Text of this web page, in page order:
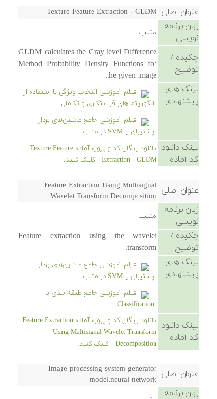
عنوان اصلی Texture Feature Extraction - GLDM
زبان برنامه
نویسی
متلب
چکیده /
توضیح
GLDM calculates the Gray level Difference
Method Probability Density Functions for
the given image.
لینک های
پیشنهادی
فیلم آموزشی انتخاب ویژگی با استفاده از
الگوریتم های فرا ابتکاری و تکاملی
فیلم آموزشی جامع ماشین‌های بردار
پشتیبان یا SVM در متلب
لینک دانلود
کد آماده
دانلود رایگان کد و پروژه آماده Texture Feature
Extraction - GLDM - کلیک کنید.
عنوان اصلی Feature Extraction Using Multisignal
Wavelet Transform Decomposition
زبان برنامه
نویسی
متلب
چکیده /
توضیح
Feature extraction using the wavelet
transform.
لینک های
پیشنهادی
فیلم آموزشی جامع ماشین‌های بردار
پشتیبان یا SVM در متلب
فیلم آموزشی جامع طبقه بندی یا
Classification
لینک دانلود
کد آماده
دانلود رایگان کد و پروژه آماده Feature Extraction
Using Multisignal Wavelet Transform
Decomposition - کلیک کنید.
عنوان اصلی Image processing system generator
model,neural network
زبان برنامه